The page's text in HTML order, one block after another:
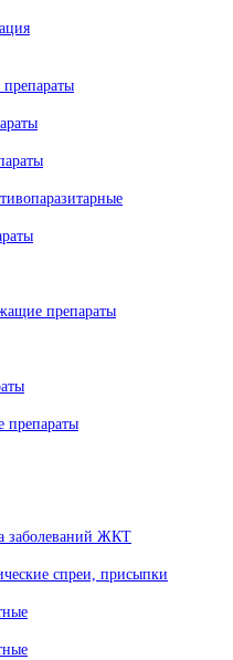
препараты
препараты
заболеваний ЖКТ
спреи, присыпки